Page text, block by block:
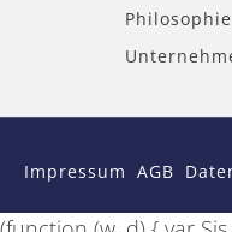
Philosophie
Impressum AGB